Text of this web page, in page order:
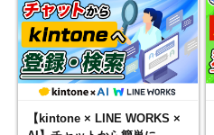
【kintone × LINE WORKS ×